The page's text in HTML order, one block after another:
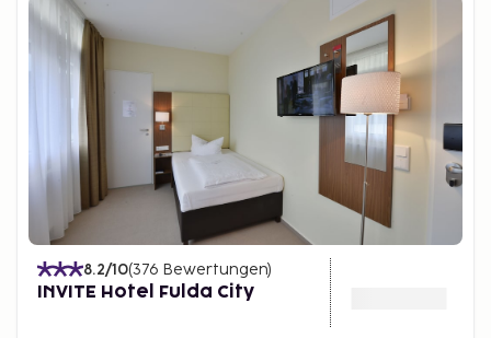
8.2/10(376 Bewertungen)
INVITE Hotel Fulda City